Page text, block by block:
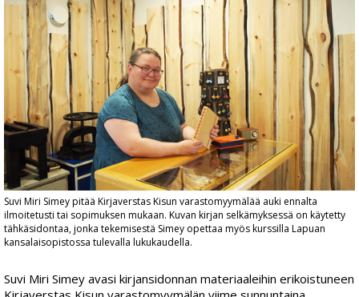
Suvi Miri Simey pitää Kirjaverstas Kisun varastomyymälää auki ennalta
ilmoitetusti tai sopimuksen mukaan. Kuvan kirjan selkämyksessä on käytetty
tähkäsidontaa, jonka tekemisestä Simey opettaa myös kurssilla Lapuan
kansalaisopistossa tulevalla lukukaudella.
Suvi Miri Simey avasi kirjansidonnan materiaaleihin erikoistuneen